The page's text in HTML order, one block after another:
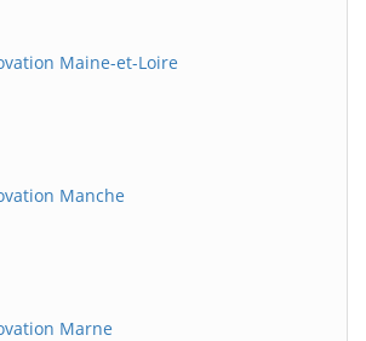
Maine-et-Loire
Manche
Marne